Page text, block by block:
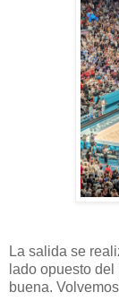
La salida se
lado opuesto
buena.